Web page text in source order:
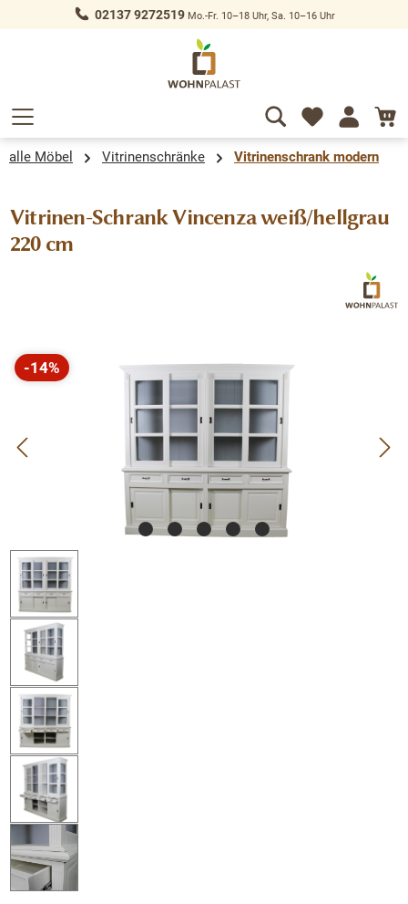
springen 02137 9272519Mo.-Fr. 10–18 Uhr, Sa. 10–16 Uhr
alle Möbel Vitrinenschränke Vitrinenschrank modern
Vitrinen-Schrank Vincenza weiß/hellgrau
220 cm
Bildergalerie überspringen
-14%
Rabatt